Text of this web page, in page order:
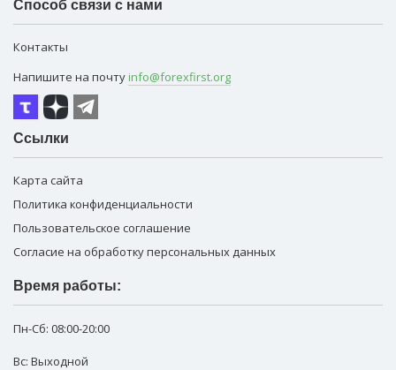
Способ связи с нами
Контакты
Напишите на почту info@forexfirst.org
Ссылки
Карта сайта
Политика конфиденциальности
Пользовательское соглашение
Согласие на обработку персональных данных
Время работы:
Пн-Сб: 08:00-20:00
Вс: Выходной